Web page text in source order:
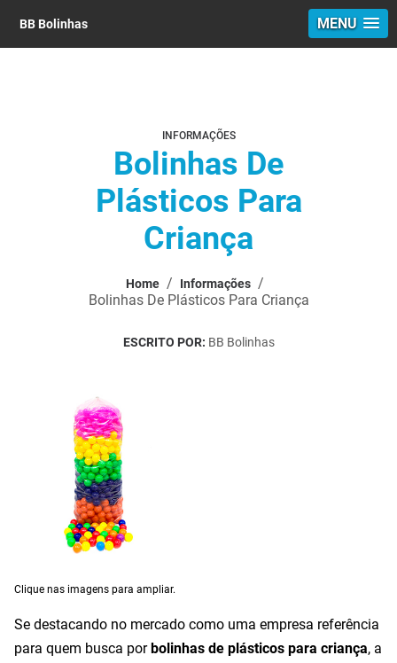
BB Bolinhas MENU
INFORMAÇÕES
Bolinhas De
Plásticos Para
Criança
Home / Informações /
Bolinhas De Plásticos Para Criança
ESCRITO POR: BB Bolinhas
Clique nas imagens para ampliar.
Se destacando no mercado como uma empresa referência
para quem busca por bolinhas de plásticos para criança, a